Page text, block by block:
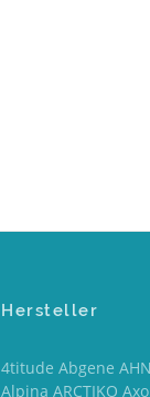
Hersteller
4titude Abgene
Alpina ARCTIKO